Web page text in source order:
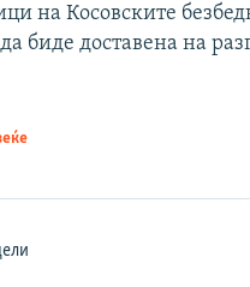
на Косовските
биде доставена на